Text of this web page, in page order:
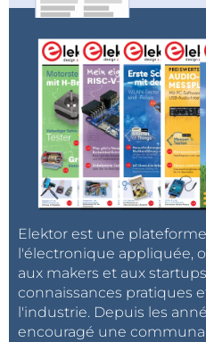
Elektor est une
l'électronique appliquée,
aux makers et aux
connaissances pratiques
l'industrie. Depuis les
encouragé une